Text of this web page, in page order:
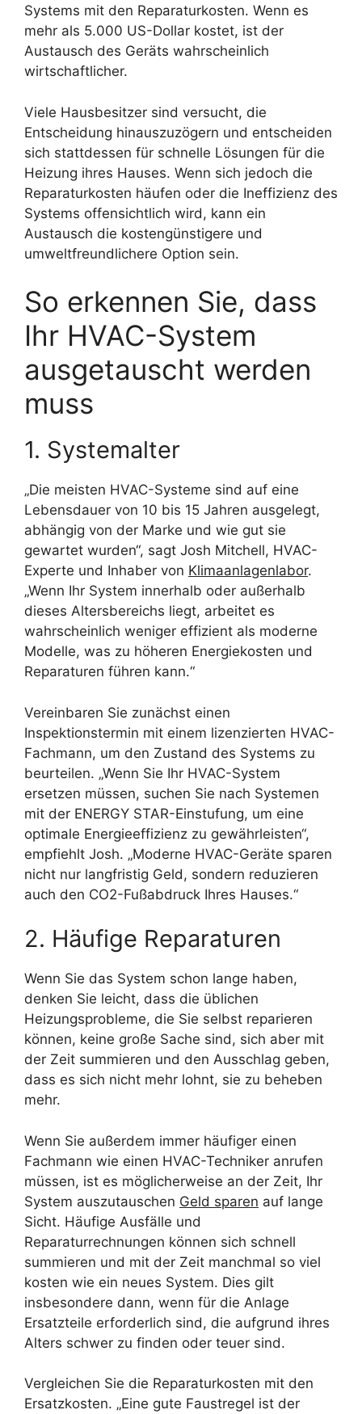
Systems mit den Reparaturkosten. Wenn es
mehr als 5.000 US-Dollar kostet, ist der
Austausch des Geräts wahrscheinlich
wirtschaftlicher.
Viele Hausbesitzer sind versucht, die
Entscheidung hinauszuzögern und entscheiden
sich stattdessen für schnelle Lösungen für die
Heizung ihres Hauses. Wenn sich jedoch die
Reparaturkosten häufen oder die Ineffizienz des
Systems offensichtlich wird, kann ein
Austausch die kostengünstigere und
umweltfreundlichere Option sein.
So erkennen Sie, dass
Ihr HVAC-System
ausgetauscht werden
muss
1. Systemalter
„Die meisten HVAC-Systeme sind auf eine
Lebensdauer von 10 bis 15 Jahren ausgelegt,
abhängig von der Marke und wie gut sie
gewartet wurden“, sagt Josh Mitchell, HVAC-
Experte und Inhaber von Klimaanlagenlabor.
„Wenn Ihr System innerhalb oder außerhalb
dieses Altersbereichs liegt, arbeitet es
wahrscheinlich weniger effizient als moderne
Modelle, was zu höheren Energiekosten und
Reparaturen führen kann.“
Vereinbaren Sie zunächst einen
Inspektionstermin mit einem lizenzierten HVAC-
Fachmann, um den Zustand des Systems zu
beurteilen. „Wenn Sie Ihr HVAC-System
ersetzen müssen, suchen Sie nach Systemen
mit der ENERGY STAR-Einstufung, um eine
optimale Energieeffizienz zu gewährleisten“,
empfiehlt Josh. „Moderne HVAC-Geräte sparen
nicht nur langfristig Geld, sondern reduzieren
auch den CO2-Fußabdruck Ihres Hauses.“
2. Häufige Reparaturen
Wenn Sie das System schon lange haben,
denken Sie leicht, dass die üblichen
Heizungsprobleme, die Sie selbst reparieren
können, keine große Sache sind, sich aber mit
der Zeit summieren und den Ausschlag geben,
dass es sich nicht mehr lohnt, sie zu beheben
mehr.
Wenn Sie außerdem immer häufiger einen
Fachmann wie einen HVAC-Techniker anrufen
müssen, ist es möglicherweise an der Zeit, Ihr
System auszutauschen Geld sparen auf lange
Sicht. Häufige Ausfälle und
Reparaturrechnungen können sich schnell
summieren und mit der Zeit manchmal so viel
kosten wie ein neues System. Dies gilt
insbesondere dann, wenn für die Anlage
Ersatzteile erforderlich sind, die aufgrund ihres
Alters schwer zu finden oder teuer sind.
Vergleichen Sie die Reparaturkosten mit den
Ersatzkosten. „Eine gute Faustregel ist der